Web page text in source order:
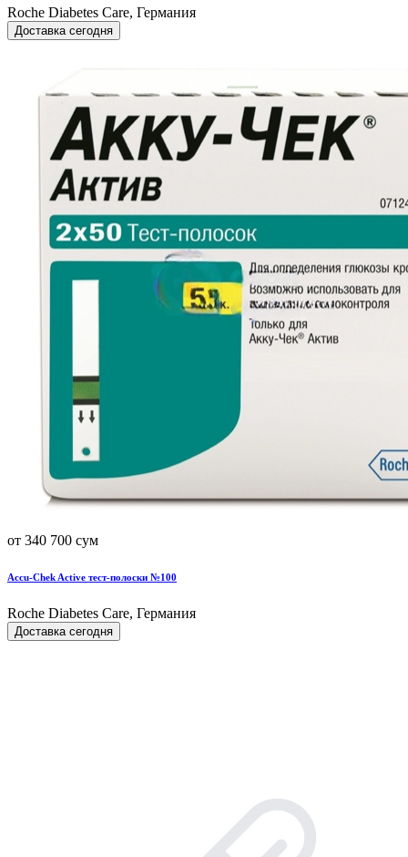
Roche Diabetes Care, Германия
Доставка сегодня
от 340 700 сум
Accu-Chek Active тест-полоски №100
Roche Diabetes Care, Германия
Доставка сегодня